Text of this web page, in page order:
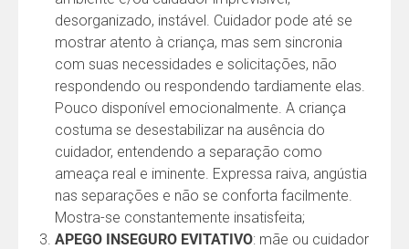
desorganizado, instável. Cuidador pode até se
mostrar atento à criança, mas sem sincronia
com suas necessidades e solicitações, não
respondendo ou respondendo tardiamente elas.
Pouco disponível emocionalmente. A criança
costuma se desestabilizar na ausência do
cuidador, entendendo a separação como
ameaça real e iminente. Expressa raiva, angústia
nas separações e não se conforta facilmente.
Mostra-se constantemente insatisfeita;
APEGO INSEGURO EVITATIVO: mãe ou cuidador